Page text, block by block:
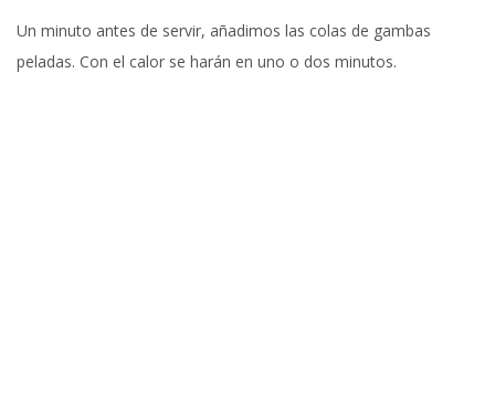
Un minuto antes de servir, añadimos las colas de gambas
peladas. Con el calor se harán en uno o dos minutos.